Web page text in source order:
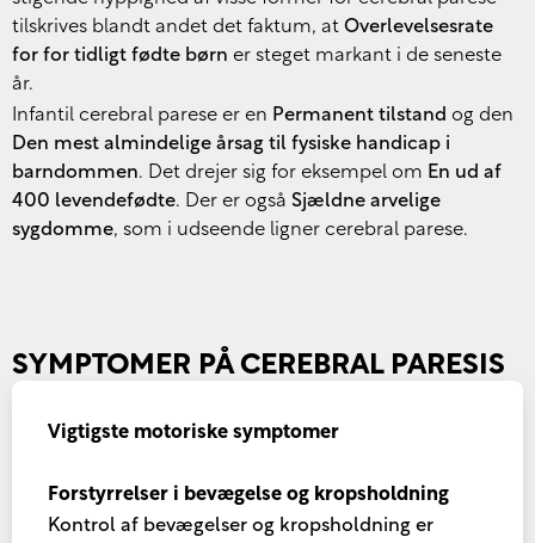
tilskrives blandt andet det faktum, at Overlevelsesrate
for for tidligt fødte børn er steget markant i de seneste
år.
Infantil cerebral parese er en Permanent tilstand og den
Den mest almindelige årsag til fysiske handicap i
barndommen. Det drejer sig for eksempel om En ud af
400 levendefødte. Der er også Sjældne arvelige
sygdomme, som i udseende ligner cerebral parese.
SYMPTOMER PÅ CEREBRAL PARESIS
Vigtigste motoriske symptomer
Forstyrrelser i bevægelse og kropsholdning
Kontrol af bevægelser og kropsholdning er